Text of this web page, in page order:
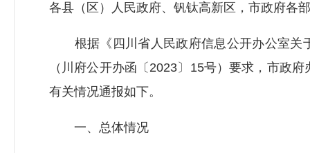
各县（区）人民政府、钒钛高新区，市政府各
根据《四川省人民政府信息公开办公室关
（川府公开办函〔2023〕15号）要求，市政
有关情况通报如下。
一、总体情况